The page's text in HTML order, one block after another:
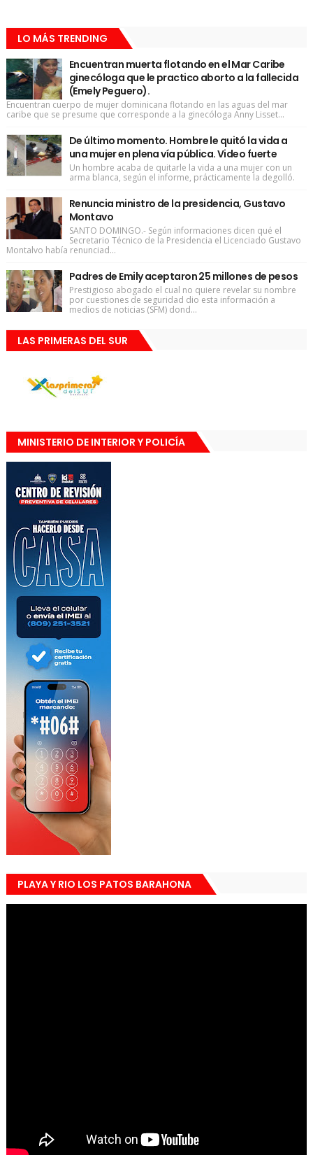
LO MÁS TRENDING
Encuentran muerta flotando en el Mar Caribe
ginecóloga que le practico aborto a la fallecida
(Emely Peguero).
Encuentran cuerpo de mujer dominicana flotando en las aguas del mar
caribe que se presume que corresponde a la ginecóloga Anny Lisset...
De último momento. Hombre le quitó la vida a
una mujer en plena vía pública. Video fuerte
Un hombre acaba de quitarle la vida a una mujer con un
arma blanca, según el informe, prácticamente la degolló.
Renuncia ministro de la presidencia, Gustavo
Montavo
SANTO DOMINGO.- Según informaciones dicen qué el
Secretario Técnico de la Presidencia el Licenciado Gustavo
Montalvo había renunciad...
Padres de Emily aceptaron 25 millones de pesos
Prestigioso abogado el cual no quiere revelar su nombre
por cuestiones de seguridad dio esta información a
medios de noticias (SFM) dond...
LAS PRIMERAS DEL SUR
MINISTERIO DE INTERIOR Y POLICÍA
PLAYA Y RIO LOS PATOS BARAHONA